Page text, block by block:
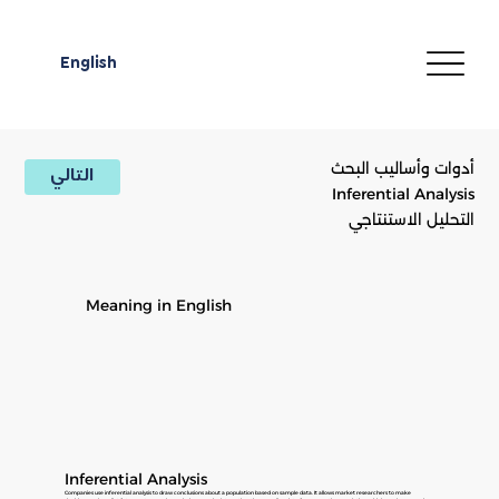
English
التالي
Inferential Analysis
التحليل الاستنتاجي
أدوات وأساليب البحث
Meaning in English
Inferential Analysis
Companies use inferential analysis to draw conclusions about a population based on sample data. It allows market researchers to make